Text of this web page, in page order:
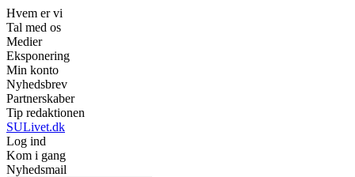
Hvem er vi
Tal med os
Medier
Eksponering
Min konto
Nyhedsbrev
Partnerskaber
Tip redaktionen
SULivet.dk
Log ind
Kom i gang
Nyhedsmail